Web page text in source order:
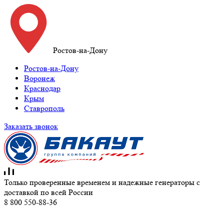
Ростов-на-Дону
Ростов-на-Дону
Воронеж
Краснодар
Крым
Ставрополь
Заказать звонок
Только проверенные временем и надежные генераторы с
доставкой по всей России
8 800 550-88-36